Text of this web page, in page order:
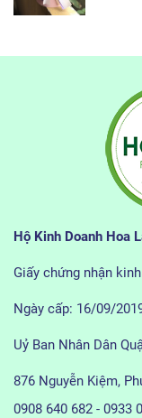
Hộ Kinh Doanh Hoa
Giấy chứng nhận
Ngày cấp: 16/09/
Uỷ Ban Nhân Dân
876 Nguyễn Kiệm,
0908 640 682 - 0933